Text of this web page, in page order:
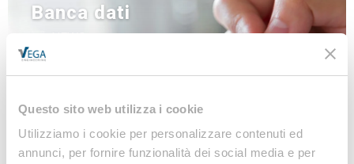
Questo sito web utilizza i cookie
Utilizziamo i cookie per personalizzare contenuti ed
annunci, per fornire funzionalità dei social media e per
Banca dati
NEWS
LEGISLAZIONE